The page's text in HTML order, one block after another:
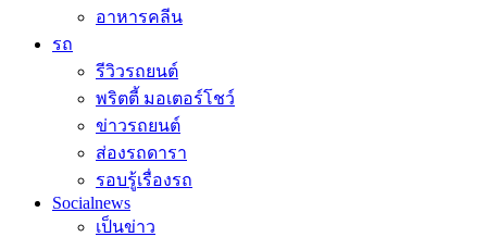
อาหารคลีน
รถ
รีวิวรถยนต์
พริตตี้ มอเตอร์โชว์
ข่าวรถยนต์
ส่องรถดารา
รอบรู้เรื่องรถ
Socialnews
เป็นข่าว